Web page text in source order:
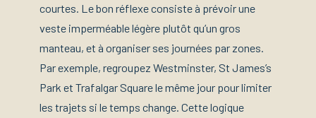
courtes. Le bon réflexe consiste à prévoir une
veste imperméable légère plutôt qu’un gros
manteau, et à organiser ses journées par zones.
Par exemple, regroupez Westminster, St James’s
Park et Trafalgar Square le même jour pour limiter
les trajets si le temps change. Cette logique